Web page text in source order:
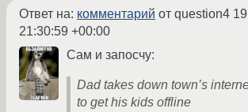
Ответ на: комментарий от question4
21:30:59 +00:00
Сам и запосчу:
Dad takes down town’s
to get his kids offline